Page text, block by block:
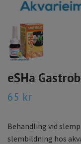
eSHa
65 kr
Behandling vid
slembildning hos